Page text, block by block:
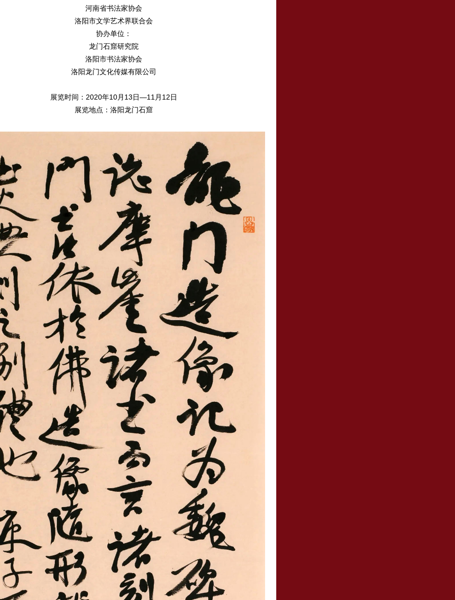
河南省书法家协会
洛阳市文学艺术界联合会
协办单位：
龙门石窟研究院
洛阳市书法家协会
洛阳龙门文化传媒有限公司
展览时间：2020年10月13日—11月12日
展览地点：洛阳龙门石窟